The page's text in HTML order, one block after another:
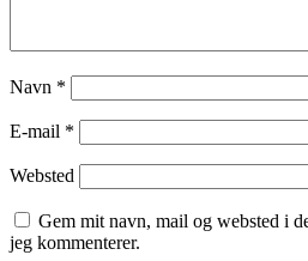
Navn *
E-mail *
Websted
Gem mit navn, mail og websted i
jeg kommenterer.